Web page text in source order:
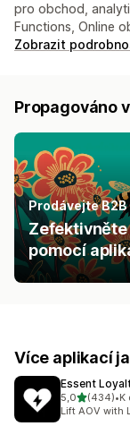
pro obchod,
Functions, Online
Zobrazit
Propagováno v
Prodávejte B2B
Zefektivněte
pomocí
Více aplikací
Essent
5,0z 5 hvězd
(434)
Celkový •K
Lift AOV with